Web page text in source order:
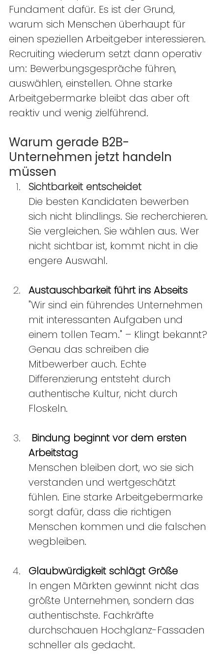
Fundament dafür. Es ist der Grund,
warum sich Menschen überhaupt für
einen speziellen Arbeitgeber interessieren.
Recruiting wiederum setzt dann operativ
um: Bewerbungsgespräche führen,
auswählen, einstellen. Ohne starke
Arbeitgebermarke bleibt das aber oft
reaktiv und wenig zielführend.
Warum gerade B2B-
Unternehmen jetzt handeln
müssen
Sichtbarkeit entscheidet
Die besten Kandidaten bewerben
sich nicht blindlings. Sie recherchieren.
Sie vergleichen. Sie wählen aus. Wer
nicht sichtbar ist, kommt nicht in die
engere Auswahl.
Austauschbarkeit führt ins Abseits
"Wir sind ein führendes Unternehmen
mit interessanten Aufgaben und
einem tollen Team." – Klingt bekannt?
Genau das schreiben die
Mitbewerber auch. Echte
Differenzierung entsteht durch
authentische Kultur, nicht durch
Floskeln.
Bindung beginnt vor dem ersten
Arbeitstag
Menschen bleiben dort, wo sie sich
verstanden und wertgeschätzt
fühlen. Eine starke Arbeitgebermarke
sorgt dafür, dass die richtigen
Menschen kommen und die falschen
wegbleiben.
Glaubwürdigkeit schlägt Größe
In engen Märkten gewinnt nicht das
größte Unternehmen, sondern das
authentischste. Fachkräfte
durchschauen Hochglanz-Fassaden
schneller als gedacht.